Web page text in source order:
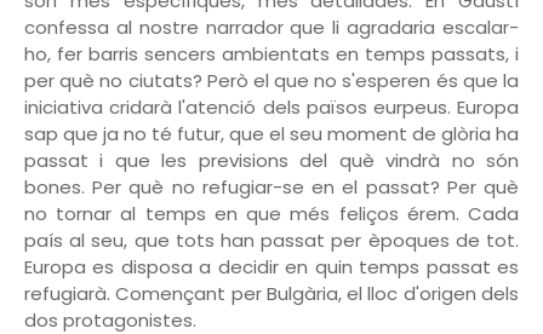
confessa al nostre narrador que li agradaria escalar-
ho, fer barris sencers ambientats en temps passats, i
per què no ciutats? Però el que no s'esperen és que la
iniciativa cridarà l'atenció dels països eurpeus. Europa
sap que ja no té futur, que el seu moment de glòria ha
passat i que les previsions del què vindrà no són
bones. Per què no refugiar-se en el passat? Per què
no tornar al temps en que més feliços érem. Cada
país al seu, que tots han passat per èpoques de tot.
Europa es disposa a decidir en quin temps passat es
refugiarà. Començant per Bulgària, el lloc d'origen dels
dos protagonistes.